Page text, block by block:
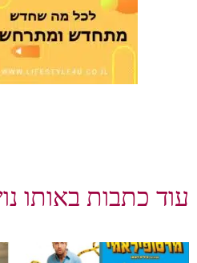
עוד כתבות באותו